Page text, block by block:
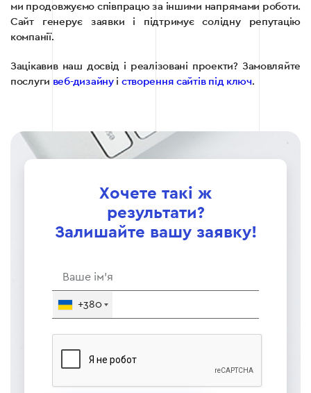
ми продовжуємо співпрацю за іншими напрямами роботи.
Сайт генерує заявки і підтримує солідну репутацію
компанії.
Зацікавив наш досвід і реалізовані проекти? Замовляйте
послуги веб-дизайнуі створення сайтів під ключ.
Хочете такі ж
результати?
Залишайте вашу заявку!
+380